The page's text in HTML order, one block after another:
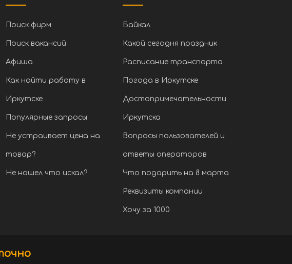
Поиск фирм
Поиск вакансий
Афиша
Как найти работу в
Иркутске
Популярные запросы
Не устраивает цена на
товар?
Не нашел что искал?
Байкал
Какой сегодня праздник
Расписание транспорта
Погода в Иркутске
Достопримечательности
Иркутска
Вопросы пользователей и
ответы операторов
Что подарить на 8 марта
Реквизиты компании
Хочу за 1000